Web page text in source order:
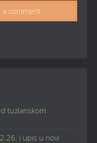
comment.
tuzlanskom
i upis u novi